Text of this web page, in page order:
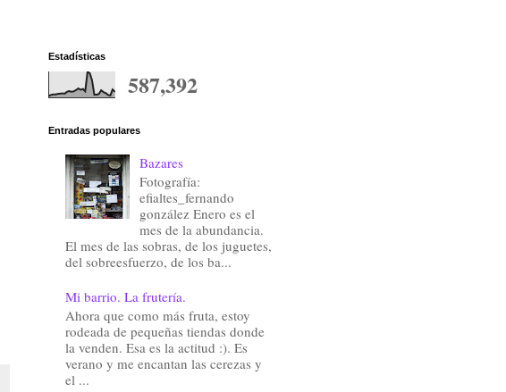
Estadísticas
587,392
Entradas populares
Bazares
Fotografía:
efialtes_fernando
gonzález Enero es el
mes de la abundancia.
El mes de las sobras, de los juguetes,
del sobreesfuerzo, de los ba...
Mi barrio. La frutería.
Ahora que como más fruta, estoy
rodeada de pequeñas tiendas donde
la venden. Esa es la actitud :). Es
verano y me encantan las cerezas y
el ...